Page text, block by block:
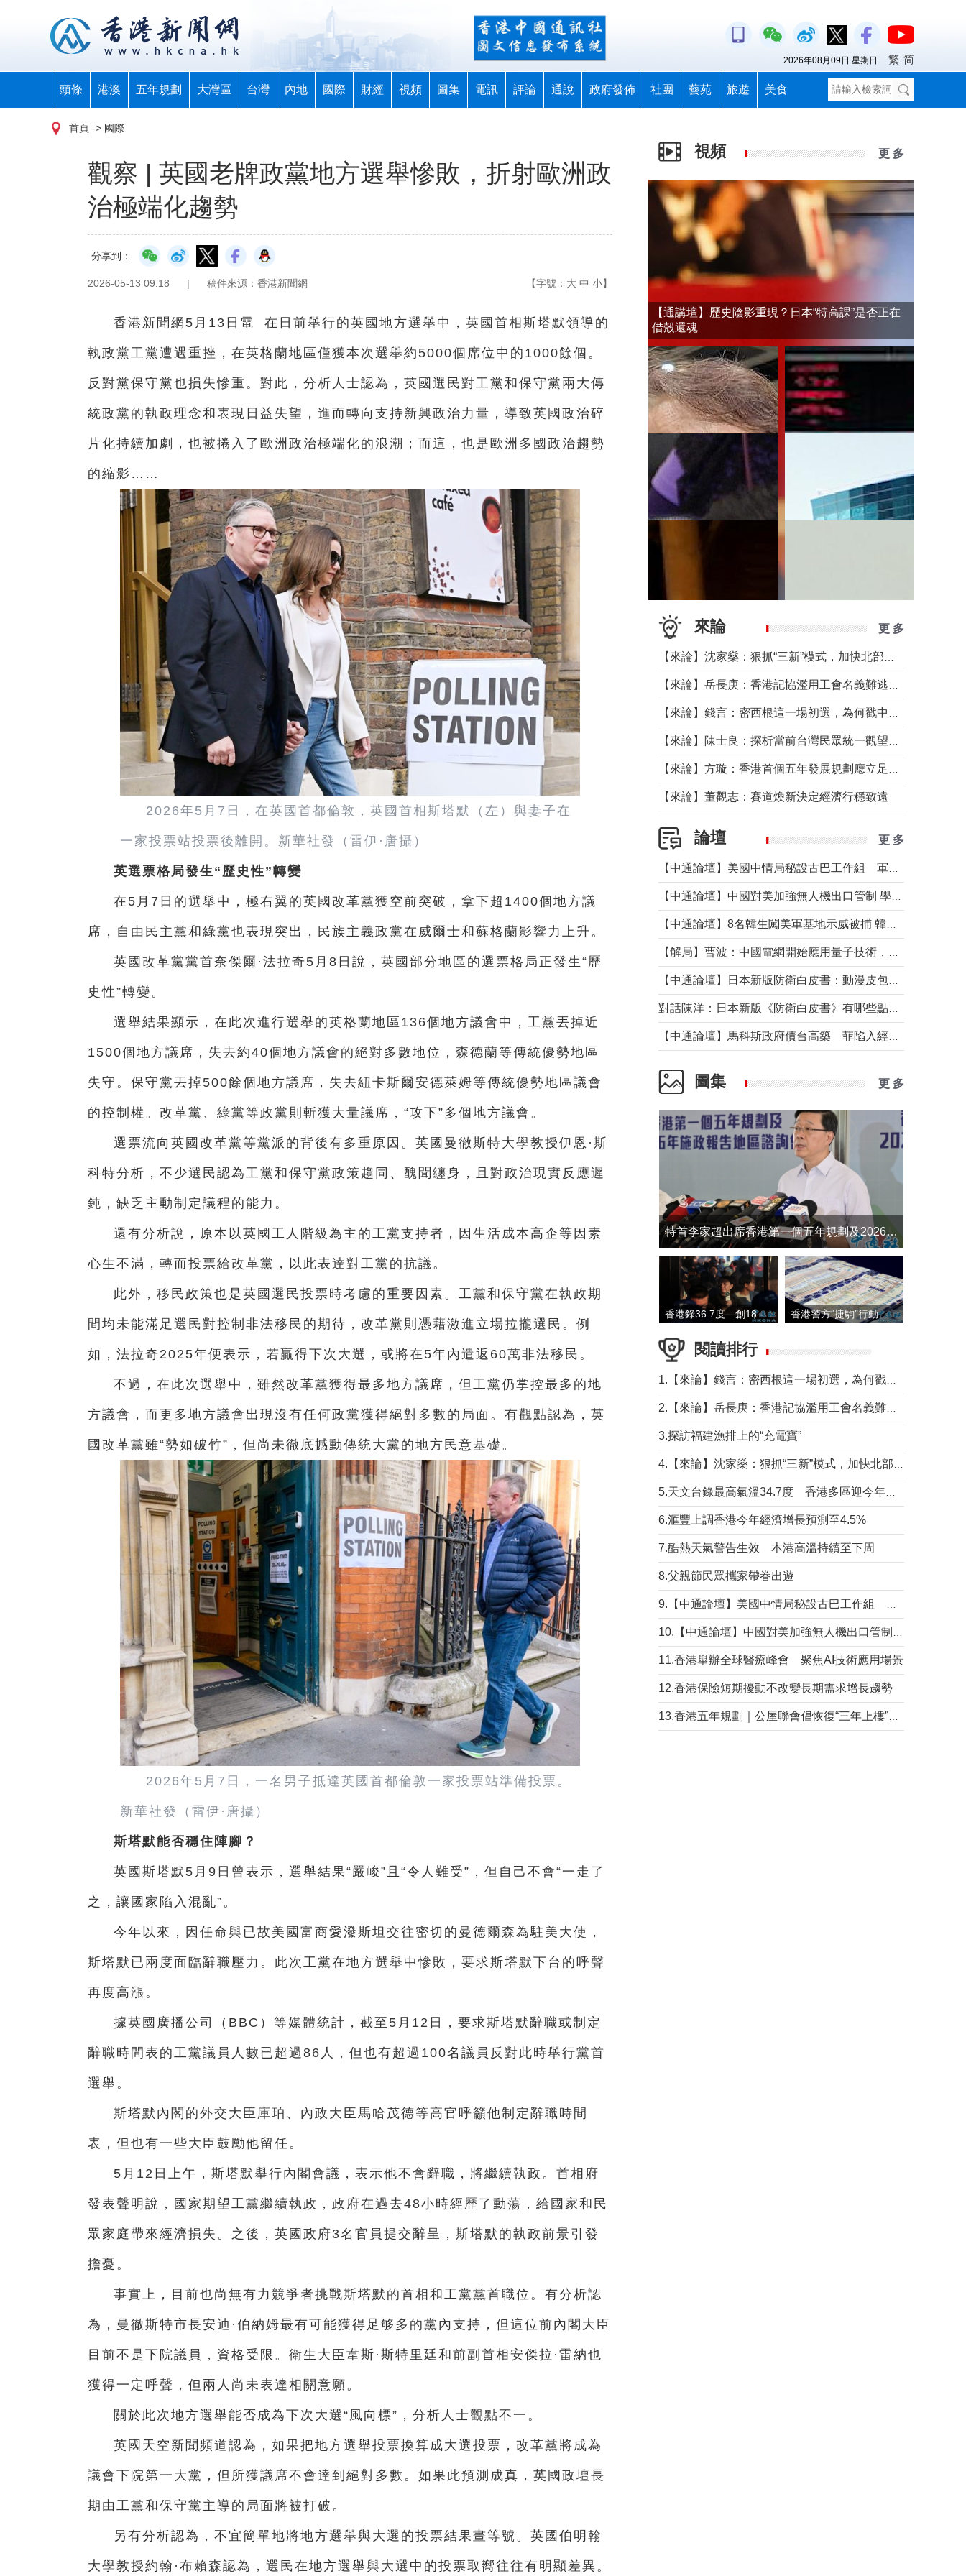
頭條 港澳 五年規劃 大灣區 台灣 內地 國際 財經 視頻 圖集 電訊 評論 通說 政府發佈 社團 藝苑 旅遊 美食
2026年08月09日 星期日 繁 简
首頁 -> 國際
觀察 | 英國老牌政黨地方選舉慘敗，折射歐洲政
治極端化趨勢
分享到：
2026-05-13 09:18 | 稿件來源：香港新聞網 【字號： 大 中 小】
香港新聞網5月13日電 在日前舉行的英國地方選舉中，英國首相斯塔默領導的
執政黨工黨遭遇重挫，在英格蘭地區僅獲本次選舉約5000個席位中的1000餘個。
反對黨保守黨也損失慘重。對此，分析人士認為，英國選民對工黨和保守黨兩大傳
統政黨的執政理念和表現日益失望，進而轉向支持新興政治力量，導致英國政治碎
片化持續加劇，也被捲入了歐洲政治極端化的浪潮；而這，也是歐洲多國政治趨勢
的縮影……
2026年5月7日，在英國首都倫敦，英國首相斯塔默（左）與妻子在
一家投票站投票後離開。新華社發（雷伊·唐攝）
英選票格局發生“歷史性”轉變
在5月7日的選舉中，極右翼的英國改革黨獲空前突破，拿下超1400個地方議
席，自由民主黨和綠黨也表現突出，民族主義政黨在威爾士和蘇格蘭影響力上升。
英國改革黨黨首奈傑爾·法拉奇5月8日說，英國部分地區的選票格局正發生“歷
史性”轉變。
選舉結果顯示，在此次進行選舉的英格蘭地區136個地方議會中，工黨丟掉近
1500個地方議席，失去約40個地方議會的絕對多數地位，森德蘭等傳統優勢地區
失守。保守黨丟掉500餘個地方議席，失去紐卡斯爾安德萊姆等傳統優勢地區議會
的控制權。改革黨、綠黨等政黨則斬獲大量議席，“攻下”多個地方議會。
選票流向英國改革黨等黨派的背後有多重原因。英國曼徹斯特大學教授伊恩·斯
科特分析，不少選民認為工黨和保守黨政策趨同、醜聞纏身，且對政治現實反應遲
鈍，缺乏主動制定議程的能力。
還有分析說，原本以英國工人階級為主的工黨支持者，因生活成本高企等因素
心生不滿，轉而投票給改革黨，以此表達對工黨的抗議。
此外，移民政策也是英國選民投票時考慮的重要因素。工黨和保守黨在執政期
間均未能滿足選民對控制非法移民的期待，改革黨則憑藉激進立場拉攏選民。例
如，法拉奇2025年便表示，若贏得下次大選，或將在5年內遣返60萬非法移民。
不過，在此次選舉中，雖然改革黨獲得最多地方議席，但工黨仍掌控最多的地
方議會，而更多地方議會出現沒有任何政黨獲得絕對多數的局面。有觀點認為，英
國改革黨雖“勢如破竹”，但尚未徹底撼動傳統大黨的地方民意基礎。
2026年5月7日，一名男子抵達英國首都倫敦一家投票站準備投票。
新華社發（雷伊·唐攝）
斯塔默能否穩住陣腳？
英國斯塔默5月9日曾表示，選舉結果“嚴峻”且“令人難受”，但自己不會“一走了
之，讓國家陷入混亂”。
今年以來，因任命與已故美國富商愛潑斯坦交往密切的曼德爾森為駐美大使，
斯塔默已兩度面臨辭職壓力。此次工黨在地方選舉中慘敗，要求斯塔默下台的呼聲
再度高漲。
據英國廣播公司（BBC）等媒體統計，截至5月12日，要求斯塔默辭職或制定
辭職時間表的工黨議員人數已超過86人，但也有超過100名議員反對此時舉行黨首
選舉。
斯塔默內閣的外交大臣庫珀、內政大臣馬哈茂德等高官呼籲他制定辭職時間
表，但也有一些大臣鼓勵他留任。
5月12日上午，斯塔默舉行內閣會議，表示他不會辭職，將繼續執政。首相府
發表聲明說，國家期望工黨繼續執政，政府在過去48小時經歷了動蕩，給國家和民
眾家庭帶來經濟損失。之後，英國政府3名官員提交辭呈，斯塔默的執政前景引發
擔憂。
事實上，目前也尚無有力競爭者挑戰斯塔默的首相和工黨黨首職位。有分析認
為，曼徹斯特市長安迪·伯納姆最有可能獲得足够多的黨內支持，但這位前內閣大臣
目前不是下院議員，資格受限。衛生大臣韋斯·斯特里廷和前副首相安傑拉·雷納也
獲得一定呼聲，但兩人尚未表達相關意願。
關於此次地方選舉能否成為下次大選“風向標”，分析人士觀點不一。
英國天空新聞頻道認為，如果把地方選舉投票換算成大選投票，改革黨將成為
議會下院第一大黨，但所獲議席不會達到絕對多數。如果此預測成真，英國政壇長
期由工黨和保守黨主導的局面將被打破。
另有分析認為，不宜簡單地將地方選舉與大選的投票結果畫等號。英國伯明翰
大學教授約翰·布賴森認為，選民在地方選舉與大選中的投票取嚮往往有明顯差異。
視頻 更 多
【通講壇】歷史陰影重現？日本“特高課”是否正在
借殼還魂
來論 更 多
【來論】董觀志：賽道煥新決定經濟行穩致遠
論壇 更 多
圖集 更 多
​特首李家超出席香港第一個五年規劃及2026年《施政報告》地區諮詢會
香港錄36.7度 創1884年有紀錄以來最高溫 香港警方“捷駒”行動拘147人 涉洗黑錢逾6億元
閱讀排行
3.探訪福建漁排上的“充電寶”
6.滙豐上調香港今年經濟增長預測至4.5%
7.酷熱天氣警告生效 本港高溫持續至下周
8.父親節民眾攜家帶眷出遊
11.香港舉辦全球醫療峰會 聚焦AI技術應用場景
12.香港保險短期擾動不改變長期需求增長趨勢